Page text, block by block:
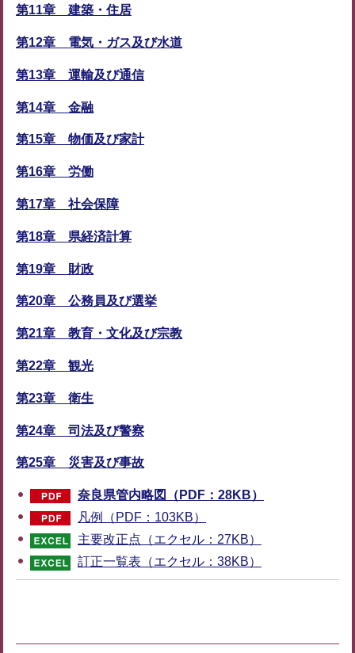
第11章 建築・住居
第12章 電気・ガス及び水道
第13章 運輸及び通信
第14章 金融
第15章 物価及び家計
第16章 労働
第17章 社会保障
第18章 県経済計算
第19章 財政
第20章 公務員及び選挙
第21章 教育・文化及び宗教
第22章 観光
第23章 衛生
第24章 司法及び警察
第25章 災害及び事故
奈良県管内略図（PDF：28KB）
凡例（PDF：103KB）
主要改正点（エクセル：27KB）
訂正一覧表（エクセル：38KB）